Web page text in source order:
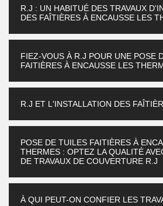
R.J : UN HABITUÉ DES TRAVAUX
DES FAÎTIÈRES À ENCAUSSE LES
FIEZ-VOUS À R.J POUR UNE POSE
FAITIÈRES À ENCAUSSE LES
R.J ET L'INSTALLATION DES
POSE DE TUILES FAITIÈRES À
THERMES : OPTEZ LA QUALITÉ
DE TRAVAUX DE COUVERTURE R.J
À QUI PEUT-ON CONFIER LES